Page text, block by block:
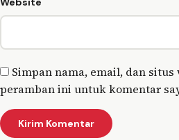
Simpan nama, email, dan situs
peramban ini untuk komentar